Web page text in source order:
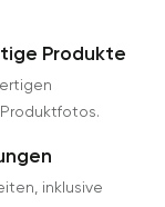
Produkte
inklusive